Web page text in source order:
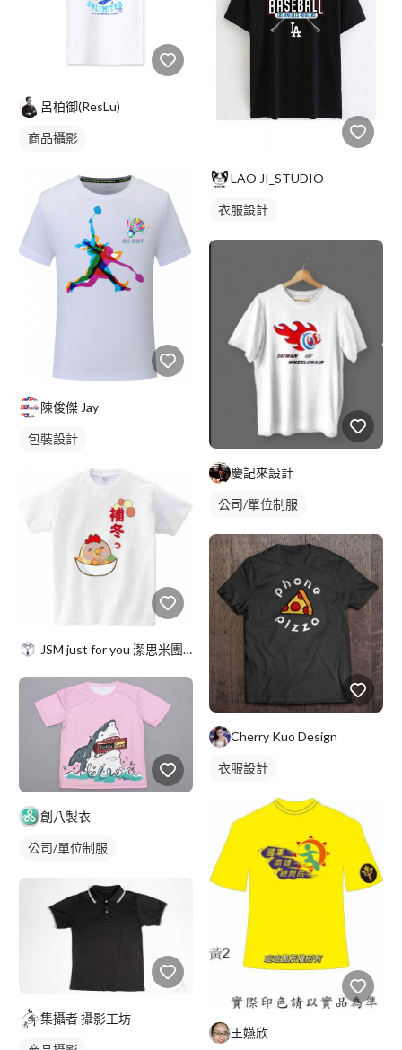
呂柏御(ResLu)
商品攝影
陳俊傑 Jay
包裝設計
JSM just for you 潔思米團服
創八製衣
公司/單位制服
集攝者 攝影工坊
LAO JI_STUDIO
衣服設計
慶記來設計
公司/單位制服
Cherry Kuo Design
衣服設計
王嬿欣